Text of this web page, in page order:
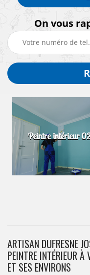
On vous
Peintre intérieur
ARTISAN DUFRESNE
PEINTRE INTÉRIEUR
ET SES ENVIRONS